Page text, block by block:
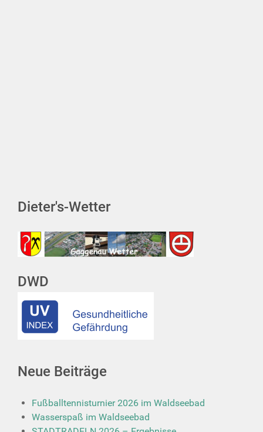
Dieter's-Wetter
DWD
Neue Beiträge
Fußballtennisturnier 2026 im Waldseebad
Wasserspaß im Waldseebad